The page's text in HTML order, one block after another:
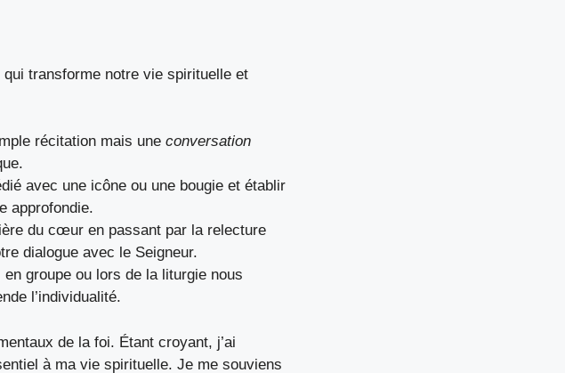
transforme notre vie spirituelle et
récitation mais une conversation
avec une icône ou une bougie et établir
approfondie.
du cœur en passant par la relecture
dialogue avec le Seigneur.
groupe ou lors de la liturgie nous
l’individualité.
de la foi. Étant croyant, j’ai
à ma vie spirituelle. Je me souviens